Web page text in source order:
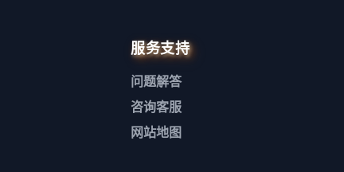
服务支持
问题解答
咨询客服
网站地图